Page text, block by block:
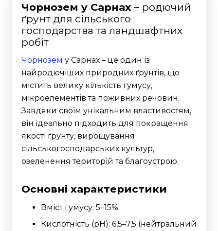
Чорнозем у Сарнах – родючий
ґрунт для сільського
господарства та ландшафтних
робіт
Чорнозем у Сарнах – це один із
найродючіших природних ґрунтів, що
містить велику кількість гумусу,
мікроелементів та поживних речовин.
Завдяки своїм унікальним властивостям,
він ідеально підходить для покращення
якості ґрунту, вирощування
сільськогосподарських культур,
озеленення територій та благоустрою.
Основні характеристики
Вміст гумусу: 5–15%
Кислотність (pH): 6,5–7,5 (нейтральний